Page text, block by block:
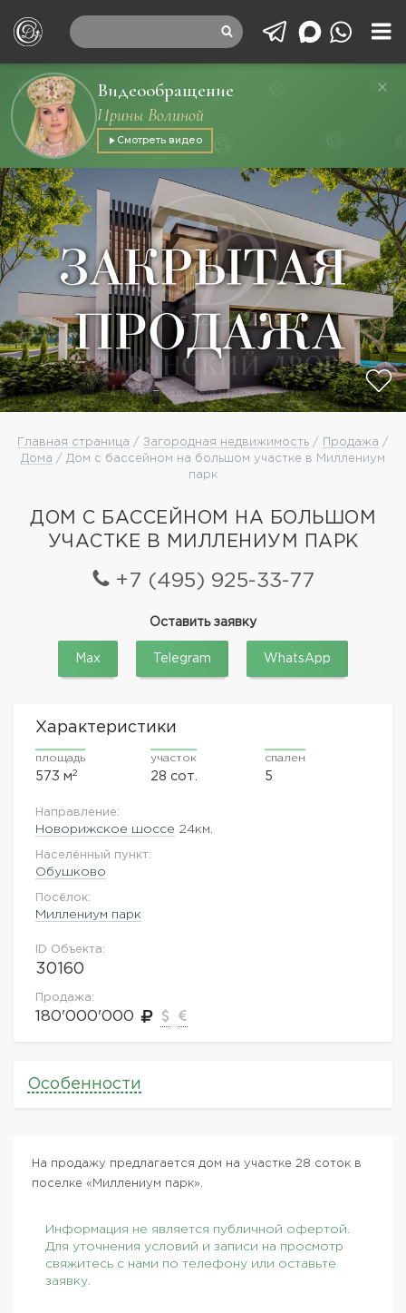
Видеообращение
Ирины Волиной
Смотреть видео
Главная страница / Загородная недвижимость / Продажа /
Дома / Дом с бассейном на большом участке в Миллениум
парк
ДОМ С БАССЕЙНОМ НА БОЛЬШОМ
УЧАСТКЕ В МИЛЛЕНИУМ ПАРК
+7 (495) 925-33-77
Оставить заявку
Max Telegram WhatsApp
Характеристики
площадь
573 м2
участок
28 сот.
спален
5
Направление:
Новорижское шоссе 24км.
Населённый пункт:
Обушково
Посёлок:
Миллениум парк
ID Объекта:
30160
Продажа:
180'000'000
Особенности
На продажу предлагается дом на участке 28 соток в
поселке «Миллениум парк».
Информация не является публичной офертой.
Для уточнения условий и записи на просмотр
свяжитесь с нами по телефону или оставьте
заявку.